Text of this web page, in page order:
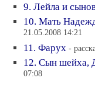
9. Лейла и
10. Мать
21.05.2008 14:21
11. Фарух -
12. Сын шейха,
07:08